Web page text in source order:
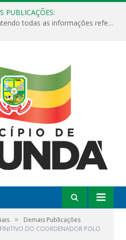
PUBLICAÇÕES:
Relatórios Detalhados contendo todas as informações referentes a execução de recursos destinados ao fomento de projetos culturais no Município de Jacundá entre os anos de 2022 ao presente ano de 2026.
»
Demais Publicações
DO COORDENADOR POLO